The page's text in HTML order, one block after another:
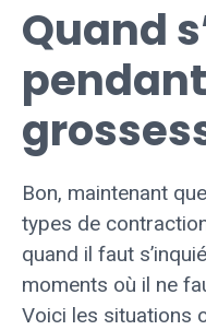
Quand
Bon, maintenant
types de
quand il faut
moments où il ne
Voici les situations